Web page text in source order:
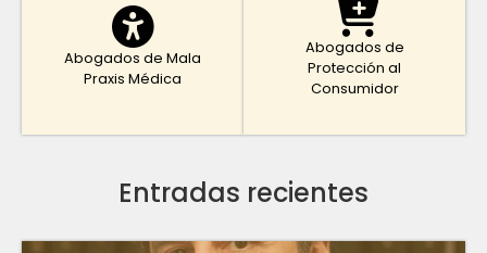
Abogados de Mala
Praxis Médica
Abogados de
Protección al
Consumidor
Entradas recientes